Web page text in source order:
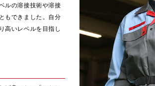
ルの溶接技術や溶接
もできました。自分
高いレベルを目指し